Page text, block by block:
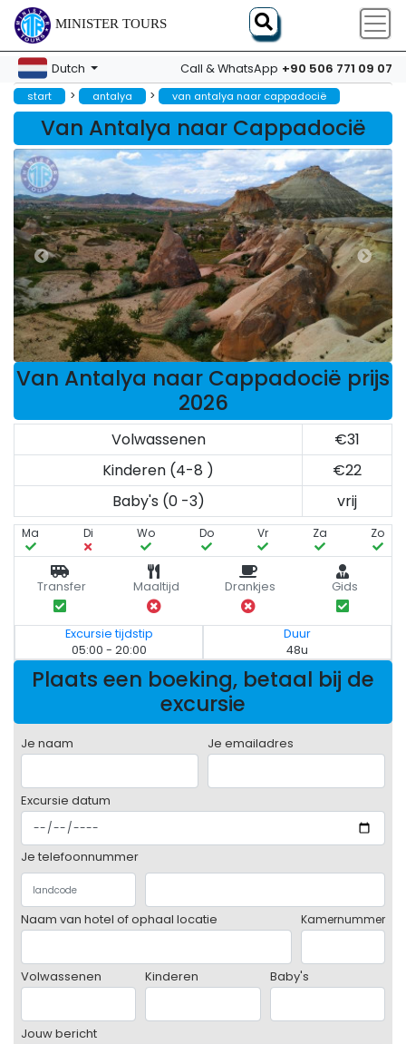
MINISTER TOURS
Dutch Call & WhatsApp +90 506 771 09 07
start > antalya > van antalya naar cappadocië
Van Antalya naar Cappadocië
Van Antalya naar Cappadocië prijs
2026
Volwassenen
€31
Kinderen (4-8 )
€22
Baby's (0 -3)
vrij
Ma Di Wo Do Vr Za Zo
Transfer Maaltijd Drankjes Gids
Excursie tijdstip
05:00 - 20:00
Duur
48u
Plaats een boeking, betaal bij de
excursie
Je naam Je emailadres
Excursie datum
Je telefoonnummer
Naam van hotel of ophaal locatie Kamernummer
Volwassenen Kinderen Baby's
Jouw bericht